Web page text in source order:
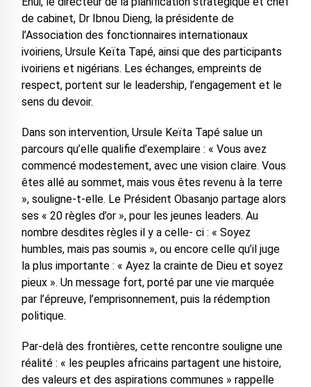
de cabinet, Dr Ibnou Dieng, la présidente de
l’Association des fonctionnaires internationaux
ivoiriens, Ursule Keïta Tapé, ainsi que des participants
ivoiriens et nigérians. Les échanges, empreints de
respect, portent sur le leadership, l’engagement et le
sens du devoir.
Dans son intervention, Ursule Keïta Tapé salue un
parcours qu’elle qualifie d’exemplaire : « Vous avez
commencé modestement, avec une vision claire. Vous
êtes allé au sommet, mais vous êtes revenu à la terre
», souligne-t-elle. Le Président Obasanjo partage alors
ses « 20 règles d’or », pour les jeunes leaders. Au
nombre desdites règles il y a celle- ci : « Soyez
humbles, mais pas soumis », ou encore celle qu’il juge
la plus importante : « Ayez la crainte de Dieu et soyez
pieux ». Un message fort, porté par une vie marquée
par l’épreuve, l’emprisonnement, puis la rédemption
politique.
Par-delà des frontières, cette rencontre souligne une
réalité : « les peuples africains partagent une histoire,
des valeurs et des aspirations communes » rappelle